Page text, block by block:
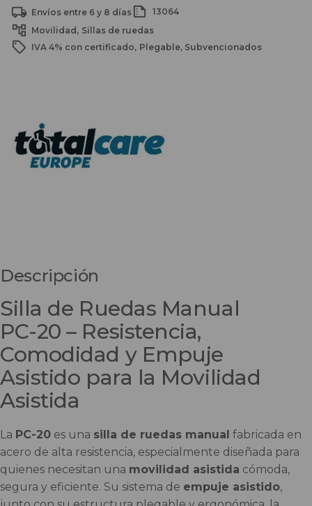
Envíos entre 6 y 8 días
13064
Movilidad Sillas de ruedas
IVA 4% con certificado Plegable Subvencionados
Descripción
Silla de Ruedas Manual
PC-20 – Resistencia,
Comodidad y Empuje
Asistido para la Movilidad
Asistida
La PC-20 es una silla de ruedas manual fabricada en
acero de alta resistencia, especialmente diseñada para
quienes necesitan una movilidad asistida cómoda,
segura y eficiente. Su sistema de empuje asistido,